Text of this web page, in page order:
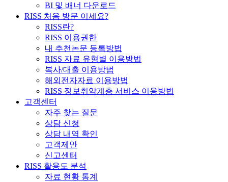
BI 및 배너 다운로드
RISS 처음 방문 이세요?
RISS란?
RISS 이용권한
내 추천논문 등록방법
RISS 자료 유형별 이용방법
복사/대출 이용방법
해외전자자료 이용방법
RISS 정보취약계층 서비스 이용방법
고객센터
자주 찾는 질문
상담 신청
상담 내역 확인
고객제안
신고센터
RISS 활용도 분석
자료 현황 통계